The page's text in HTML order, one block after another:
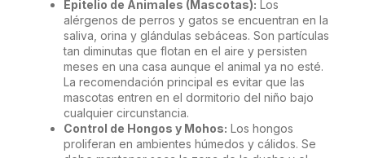
Epitelio de Animales (Mascotas): Los
alérgenos de perros y gatos se encuentran en la
saliva, orina y glándulas sebáceas. Son partículas
tan diminutas que flotan en el aire y persisten
meses en una casa aunque el animal ya no esté.
La recomendación principal es evitar que las
mascotas entren en el dormitorio del niño bajo
cualquier circunstancia.
Control de Hongos y Mohos: Los hongos
proliferan en ambientes húmedos y cálidos. Se